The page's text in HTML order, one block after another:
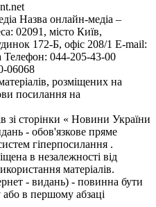
Назва онлайн-медіа –
02091, місто Київ,
172-Б, офіс 208/1 E-mail:
Телефон: 044-205-43-00
06068
розміщених на
посилання на
зі сторінки « Новини України
- обов'язкове пряме
гіперпосилання .
в незалежності від
матеріалів.
- видань) - повинна бути
або в першому абзаці